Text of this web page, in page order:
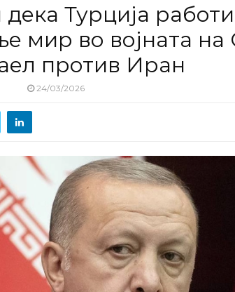
Турција
мир во војната
против Иран
24/03/2026